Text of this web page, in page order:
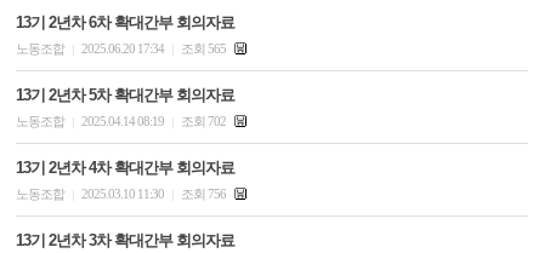
13기 2년차 6차 확대간부 회의자료
노동조합 2025.06.20 17:34 조회 565
13기 2년차 5차 확대간부 회의자료
노동조합 2025.04.14 08:19 조회 702
13기 2년차 4차 확대간부 회의자료
노동조합 2025.03.10 11:30 조회 756
13기 2년차 3차 확대간부 회의자료